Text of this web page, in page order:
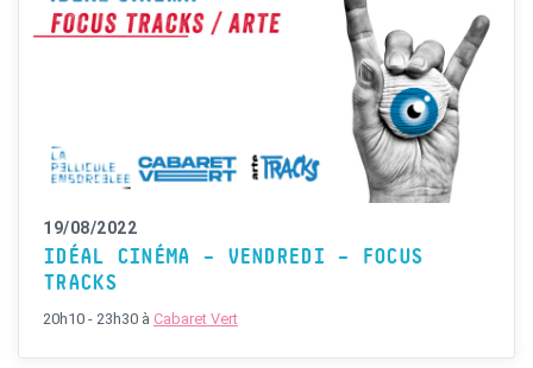
19/08/2022
IDÉAL CINÉMA – VENDREDI – FOCUS
TRACKS
20h10 - 23h30 à Cabaret Vert